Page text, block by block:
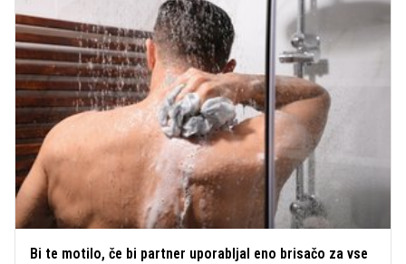
Bi te motilo, če bi partner uporabljal eno brisačo za vse